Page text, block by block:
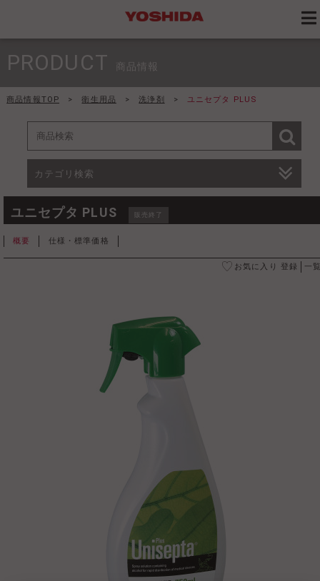
PRODUCT 商品情報
商品情報TOP > 衛生用品 > 洗浄剤 > ユニセプタ PLUS
カテゴリ検索
ユニセプタ PLUS 販売終了
概要 仕様・標準価格
お気に入り 登録 一